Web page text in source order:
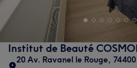
Institut de Beauté
20 Av. Ravanel le Rouge,